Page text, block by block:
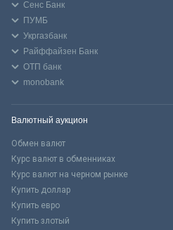
Сенс Банк
ПУМБ
Укргазбанк
Райффайзен Банк
ОТП банк
monobank
Валютный аукцион
Обмен валют
Курс валют в обменниках
Курс валют на черном рынке
Купить доллар
Купить евро
Купить злотый